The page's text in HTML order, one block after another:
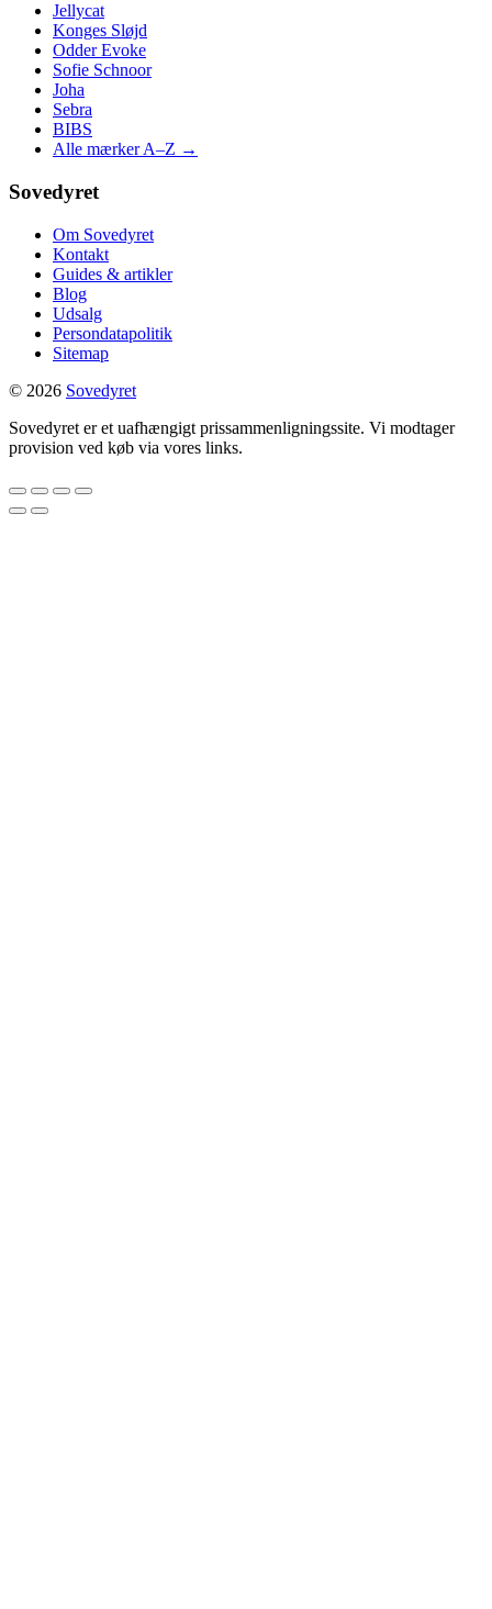
Jellycat
Konges Sløjd
Odder Evoke
Sofie Schnoor
Joha
Sebra
BIBS
Alle mærker A–Z →
Sovedyret
Om Sovedyret
Kontakt
Guides & artikler
Blog
Udsalg
Persondatapolitik
Sitemap
© 2026 Sovedyret
Sovedyret er et uafhængigt prissammenligningssite. Vi modtager
provision ved køb via vores links.